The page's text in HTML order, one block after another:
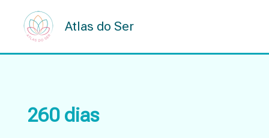
content
Atlas do Ser
260 dias